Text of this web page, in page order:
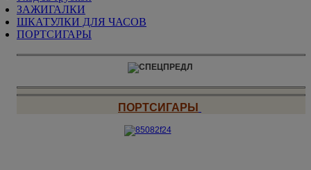
ЗАЖИГАЛКИ
ШКАТУЛКИ ДЛЯ ЧАСОВ
ПОРТСИГАРЫ
ПОРТСИГАРЫ